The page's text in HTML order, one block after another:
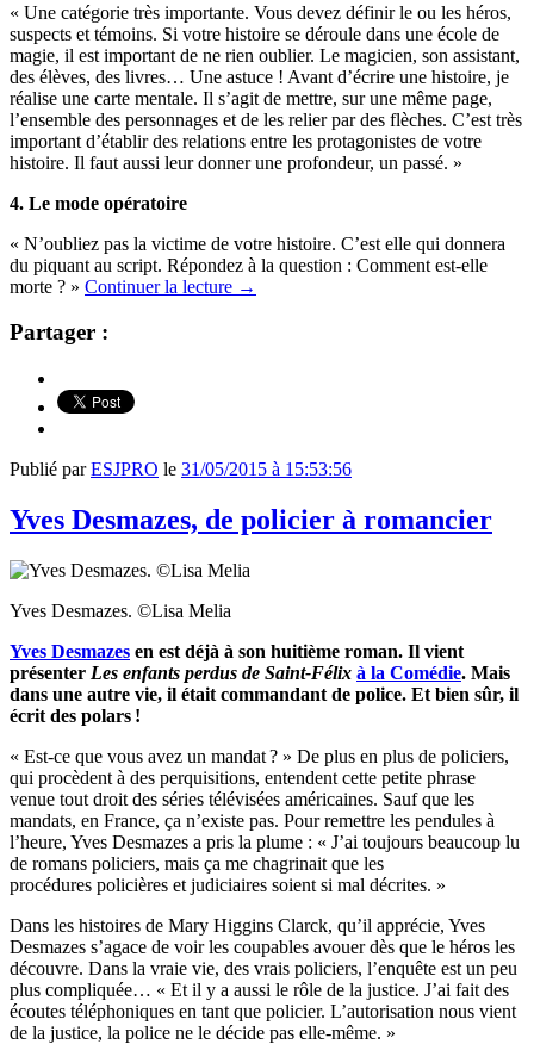
« Une catégorie très importante. Vous devez définir le ou les héros,
suspects et témoins. Si votre histoire se déroule dans une école de
magie, il est important de ne rien oublier. Le magicien, son assistant,
des élèves, des livres… Une astuce ! Avant d’écrire une histoire, je
réalise une carte mentale. Il s’agit de mettre, sur une même page,
l’ensemble des personnages et de les relier par des flèches. C’est très
important d’établir des relations entre les protagonistes de votre
histoire. Il faut aussi leur donner une profondeur, un passé. »
4. Le mode opératoire
« N’oubliez pas la victime de votre histoire. C’est elle qui donnera
du piquant au script. Répondez à la question : Comment est-elle
morte ? » Continuer la lecture →
Partager :
Publié parESJPRO le 31/05/2015 à 15:53:56
Yves Desmazes, de policier à romancier
Yves Desmazes. ©Lisa Melia
Yves Desmazes en est déjà à son huitième roman. Il vient
présenter Les enfants perdus de Saint-Félix à la Comédie. Mais
dans une autre vie, il était commandant de police. Et bien sûr, il
écrit des polars !
« Est-ce que vous avez un mandat ? » De plus en plus de policiers,
qui procèdent à des perquisitions, entendent cette petite phrase
venue tout droit des séries télévisées américaines. Sauf que les
mandats, en France, ça n’existe pas. Pour remettre les pendules à
l’heure, Yves Desmazes a pris la plume : « J’ai toujours beaucoup lu
de romans policiers, mais ça me chagrinait que les
procédures policières et judiciaires soient si mal décrites. »
Dans les histoires de Mary Higgins Clarck, qu’il apprécie, Yves
Desmazes s’agace de voir les coupables avouer dès que le héros les
découvre. Dans la vraie vie, des vrais policiers, l’enquête est un peu
plus compliquée… « Et il y a aussi le rôle de la justice. J’ai fait des
écoutes téléphoniques en tant que policier. L’autorisation nous vient
de la justice, la police ne le décide pas elle-même. »